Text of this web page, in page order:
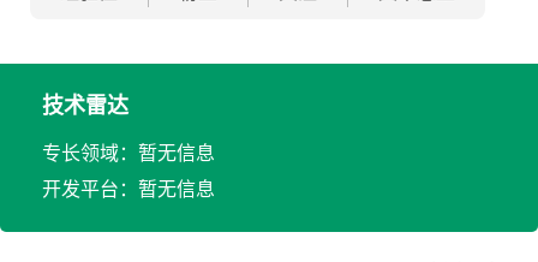
技术雷达
专长领域：暂无信息
开发平台：暂无信息